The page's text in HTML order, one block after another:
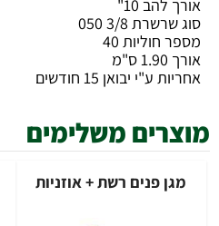
אורך להב 10"
סוג שרשרת 3/8 050
מספר חוליות 40
אורך 1.90 ס"מ
אחריות ע"י יבואן 15 חודשים
מוצרים משלימים
מגן פנים רשת + אוזניות